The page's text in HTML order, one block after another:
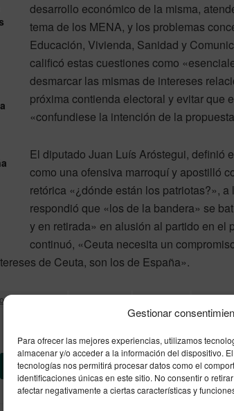
Gestionar
Para ofrecer las mejores experiencias, utilizamos
almacenar y/o acceder a la información del dispositivo.
tecnologías nos permitirá procesar datos como el
identificaciones únicas en este sitio. No consentir o
afectar negativamente a ciertas características y
desarrollo económico de la misma,
tema de los MENA, y los problemas
Educación, Vivienda, Sanidad y
calificó estas cuestiones como
desmarcar las mismas de intereses
próxima contienda electoral y evitar que
«confundiese la intención de la
El diputado Juan Luís Aróstegui, definió
como una ofensiva marroquí y apostilló
retórica «¿dónde están los patriotas?», a
respondió que «los de la bandera» se
y en retirada» en alusión al partido en el
continuó, «Ceuta necesita un
de Ceuta, son los de España».
por melilla
Enviar Compartir